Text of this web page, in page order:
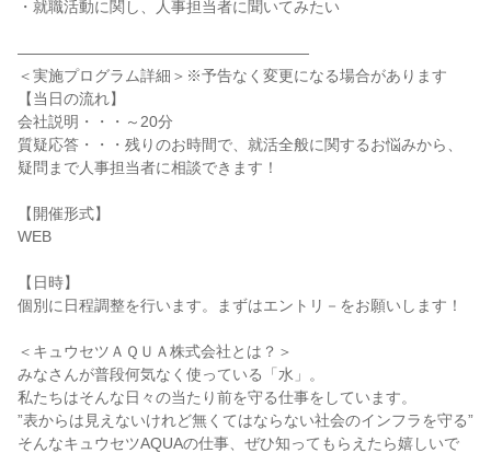
・就職活動に関し、人事担当者に聞いてみたい
―――――――――――――――――――
＜実施プログラム詳細＞※予告なく変更になる場合があります
【当日の流れ】
会社説明・・・～20分
質疑応答・・・残りのお時間で、就活全般に関するお悩みから、
疑問まで人事担当者に相談できます！
【開催形式】
WEB
【日時】
個別に日程調整を行います。まずはエントリ－をお願いします！
＜キュウセツＡＱＵＡ株式会社とは？＞
みなさんが普段何気なく使っている「水」。
私たちはそんな日々の当たり前を守る仕事をしています。
”表からは見えないけれど無くてはならない社会のインフラを守る”
そんなキュウセツAQUAの仕事、ぜひ知ってもらえたら嬉しいで